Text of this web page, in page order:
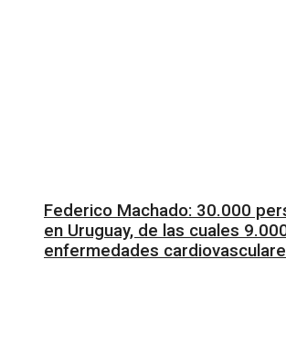
Federico Machado: 30.000
en Uruguay, de las cuales
enfermedades